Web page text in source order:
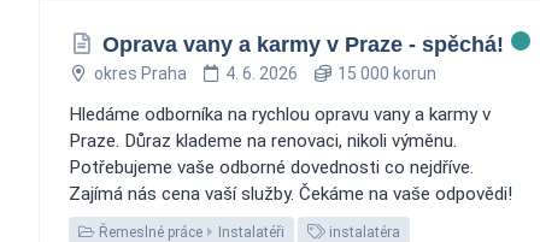
Oprava vany a karmy v Praze - spěchá!
okres Praha 4. 6. 2026 15 000 korun
Hledáme odborníka na rychlou opravu vany a karmy v
Praze. Důraz klademe na renovaci, nikoli výměnu.
Potřebujeme vaše odborné dovednosti co nejdříve.
Zajímá nás cena vaší služby. Čekáme na vaše odpovědi!
Řemeslné práce Instalatéři instalatéra